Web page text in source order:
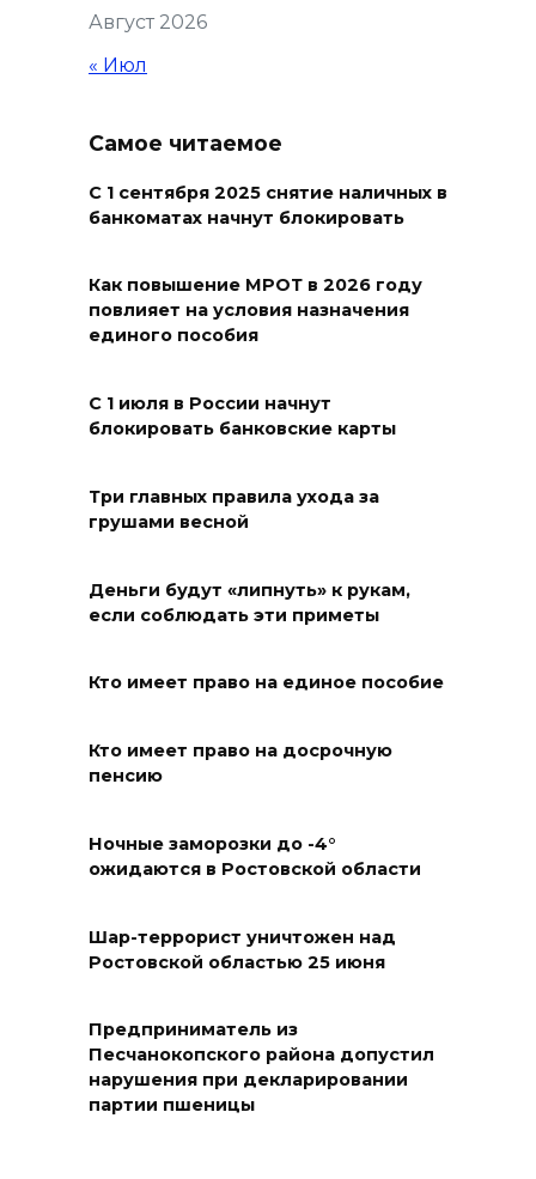
Ростовчане оказались среди
эвакуированных с пляжа в
08 августа 2026 10:40
В Ростовской области
ликвидировали 16
возгораний растительности
08 августа 2026 10:35
В Ростовской области
объявили штормовое
08 августа 2026 09:32
Утром над акваторией
Азовского моря сбили
08 августа 2026 09:29
Аномальная жара до +40 °C
накроет Ростов-на-Дону 8
08 августа 2026 09:23
ПВО перехвачены и
08 августа 2026 09:19
Более 30 БПЛА сбили ночью в
Август 2026
« Июл
Самое читаемое
С 1 сентября 2025 снятие наличных в
банкоматах начнут блокировать
Как повышение МРОТ в 2026 году
повлияет на условия назначения
единого пособия
С 1 июля в России начнут
блокировать банковские карты
Три главных правила ухода за
грушами весной
Деньги будут «липнуть» к рукам,
если соблюдать эти приметы
Кто имеет право на единое пособие
Кто имеет право на досрочную
пенсию
Ночные заморозки до -4°
ожидаются в Ростовской области
Шар-террорист уничтожен над
Ростовской областью 25 июня
Предприниматель из
Песчанокопского района допустил
нарушения при декларировании
партии пшеницы